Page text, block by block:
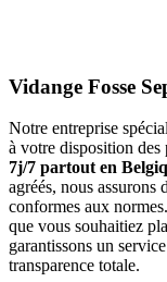
Vidange Fosse
Notre entreprise
à votre disposition
7j/7 partout en
agréés, nous assurons
conformes aux
que vous souhaitiez
garantissons un
transparence totale.